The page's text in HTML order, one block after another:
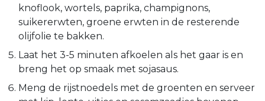
knoflook, wortels, paprika, champignons,
suikererwten, groene erwten in de resterende
olijfolie te bakken.
Laat het 3-5 minuten afkoelen als het gaar is en
breng het op smaak met sojasaus.
Meng de rijstnoedels met de groenten en serveer